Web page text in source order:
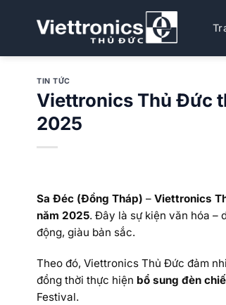
dung
TIN TỨC
Viettronics Thủ Đức
2025
Sa Đéc (Đồng Tháp) – Viettronics
năm 2025. Đây là sự kiện văn hóa –
động, giàu bản sắc.
Theo đó, Viettronics Thủ Đức đảm
đồng thời thực hiện bổ sung đèn
Festival.